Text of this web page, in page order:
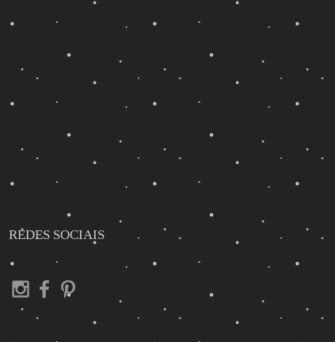
REDES SOCIAIS